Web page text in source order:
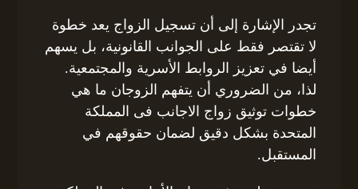
تجدر الإشارة إلى أن تسجيل الزواج يعد خطوة
لا تقتصر فقط على الجوانب القانونية، بل يسهم
أيضا في تعزيز الروابط الأسرية والمجتمعية.
لذا، من الضروري أن يتفهم الزوجان ما هي
خطوات توثيق زواج الاجانب فى المملكة
المتحدة بشكل دقيق لضمان حقوقهم في
المستقبل.